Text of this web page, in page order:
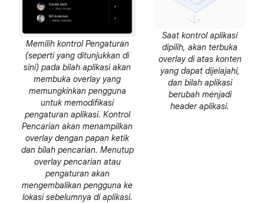
Memilih kontrol Pengaturan
(seperti yang ditunjukkan di
sini) pada bilah aplikasi akan
membuka overlay yang
memungkinkan pengguna
untuk memodifikasi
pengaturan aplikasi. Kontrol
Pencarian akan menampilkan
overlay dengan papan ketik
dan bilah pencarian. Menutup
overlay pencarian atau
pengaturan akan
mengembalikan pengguna ke
lokasi sebelumnya di aplikasi.
Saat kontrol aplikasi
dipilih, akan terbuka
overlay di atas konten
yang dapat dijelajahi,
dan bilah aplikasi
berubah menjadi
header aplikasi.